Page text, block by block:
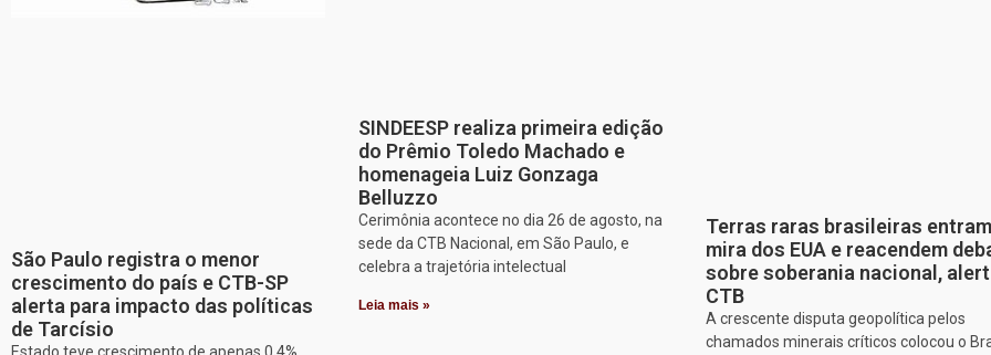
São Paulo registra o menor
crescimento do país e CTB-SP
alerta para impacto das políticas
de Tarcísio
Estado teve crescimento de apenas 0,4%
SINDEESP realiza primeira edição
do Prêmio Toledo Machado e
homenageia Luiz Gonzaga
Belluzzo
Cerimônia acontece no dia 26 de agosto, na
sede da CTB Nacional, em São Paulo, e
celebra a trajetória intelectual
Leia mais »
Terras raras brasileiras
mira dos EUA e reacendem
sobre soberania nacional,
CTB
A crescente disputa geopolítica pelos
chamados minerais críticos colocou o